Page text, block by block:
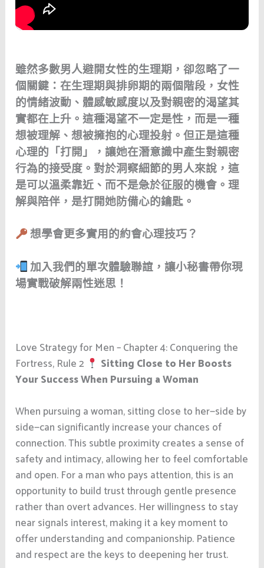
雖然多數男人避開女性的生理期，卻忽略了一
個關鍵：在生理期與排卵期的兩個階段，女性
的情緒波動、體感敏感度以及對親密的渴望其
實都在上升。這種渴望不一定是性，而是一種
想被理解、想被擁抱的心理投射。但正是這種
心理的「打開」，讓她在潛意識中產生對親密
行為的接受度。對於洞察細節的男人來說，這
是可以溫柔靠近、而不是急於征服的機會。理
解與陪伴，是打開她防備心的鑰匙。
想學會更多實用的約會心理技巧？
加入我們的單次體驗聯誼，讓小秘書帶你現
場實戰破解兩性迷思！
Love Strategy for Men – Chapter 4: Conquering the
Fortress, Rule 2
Sitting Close to Her Boosts
Your Success When Pursuing a Woman
When pursuing a woman, sitting close to her—side by
side—can significantly increase your chances of
connection. This subtle proximity creates a sense of
safety and intimacy, allowing her to feel comfortable
and open. For a man who pays attention, this is an
opportunity to build trust through gentle presence
rather than overt advances. Her willingness to stay
near signals interest, making it a key moment to
offer understanding and companionship. Patience
and respect are the keys to deepening her trust.